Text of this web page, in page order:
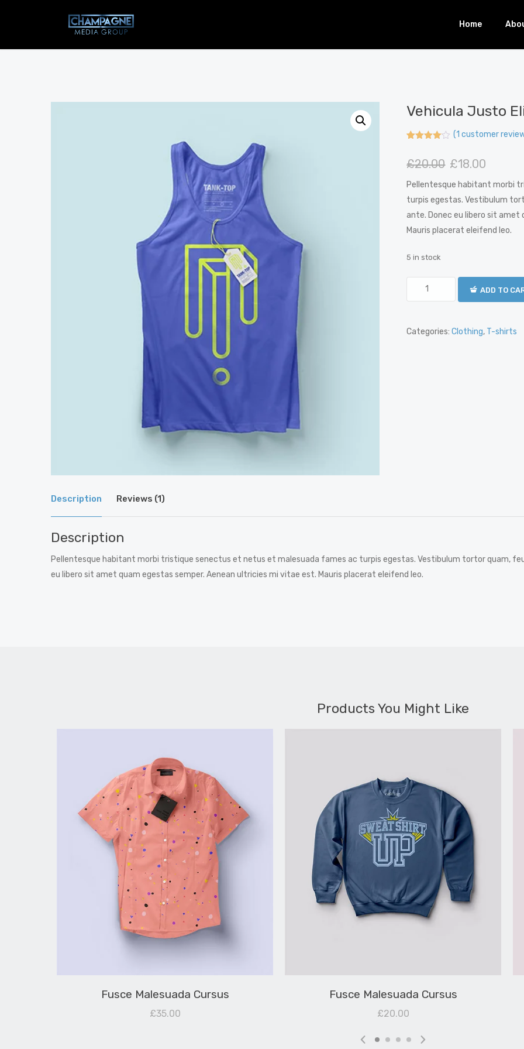
Home
Vehicula Justo
of 5
on
customer
rating
(1 customer
£20.00 £18.00
Pellentesque habitant morbi
turpis egestas. Vestibulum
ante. Donec eu libero sit
Mauris placerat eleifend leo.
5 in stock
ADD TO
Categories:Clothing, T-shirts
Description Reviews (1)
Description
Pellentesque habitant morbi tristique senectus et netus et malesuada fames ac turpis egestas. Vestibulum tortor quam,
eu libero sit amet quam egestas semper. Aenean ultricies mi vitae est. Mauris placerat eleifend leo.
Products You Might Like
Fusce Malesuada Cursus
£35.00
Fusce Malesuada Cursus
£20.00